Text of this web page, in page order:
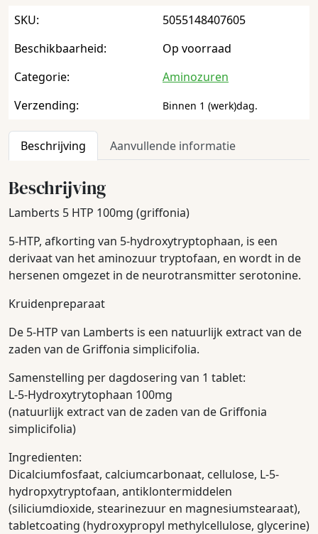
SKU:
5055148407605
Beschikbaarheid:
Op voorraad
Categorie:
Aminozuren
Verzending:
Binnen 1 (werk)dag.
Beschrijving Aanvullende informatie
Beschrijving
Lamberts 5 HTP 100mg (griffonia)
5-HTP, afkorting van 5-hydroxytryptophaan, is een
derivaat van het aminozuur tryptofaan, en wordt in de
hersenen omgezet in de neurotransmitter serotonine.
Kruidenpreparaat
De 5-HTP van Lamberts is een natuurlijk extract van de
zaden van de Griffonia simplicifolia.
Samenstelling per dagdosering van 1 tablet:
L-5-Hydroxytrytophaan 100mg
(natuurlijk extract van de zaden van de Griffonia
simplicifolia)
Ingredienten:
Dicalciumfosfaat, calciumcarbonaat, cellulose, L-5-
hydropxytryptofaan, antiklontermiddelen
(siliciumdioxide, stearinezuur en magnesiumstearaat),
tabletcoating (hydroxypropyl methylcellulose, glycerine)